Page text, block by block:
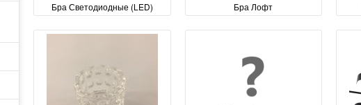
Бра Светодиодные (LED) Бра Лофт